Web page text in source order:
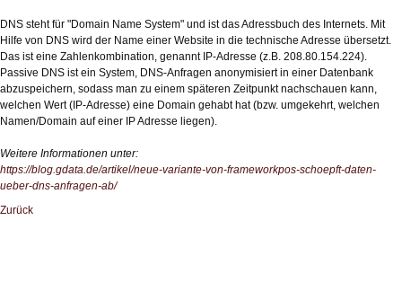
DNS steht für "Domain Name System" und ist das Adressbuch des Internets. Mit
Hilfe von DNS wird der Name einer Website in die technische Adresse übersetzt.
Das ist eine Zahlenkombination, genannt IP-Adresse (z.B. 208.80.154.224).
Passive DNS ist ein System, DNS-Anfragen anonymisiert in einer Datenbank
abzuspeichern, sodass man zu einem späteren Zeitpunkt nachschauen kann,
welchen Wert (IP-Adresse) eine Domain gehabt hat (bzw. umgekehrt, welchen
Namen/Domain auf einer IP Adresse liegen).
Weitere Informationen unter:
https://blog.gdata.de/artikel/neue-variante-von-frameworkpos-schoepft-daten-
ueber-dns-anfragen-ab/
Zurück